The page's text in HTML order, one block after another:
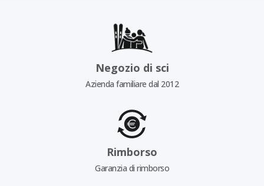
Negozio di sci
Azienda familiare dal 2012
Rimborso
Garanzia di rimborso